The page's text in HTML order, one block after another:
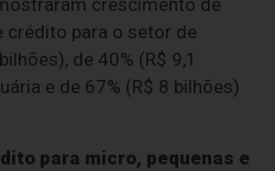
crescimento de
crédito para o setor de
de 40% (R$ 9,1
e de 67% (R$ 8 bilhões)
para micro, pequenas e